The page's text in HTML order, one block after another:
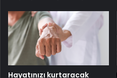
Hayatınızı kurtaracak